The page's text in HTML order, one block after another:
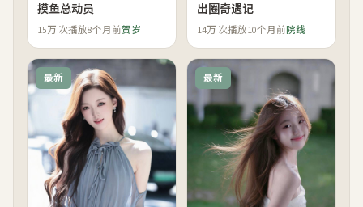
摸鱼总动员
15万 次播放8个月前贺岁
出圈奇遇记
14万 次播放10个月前院线
最新 最新